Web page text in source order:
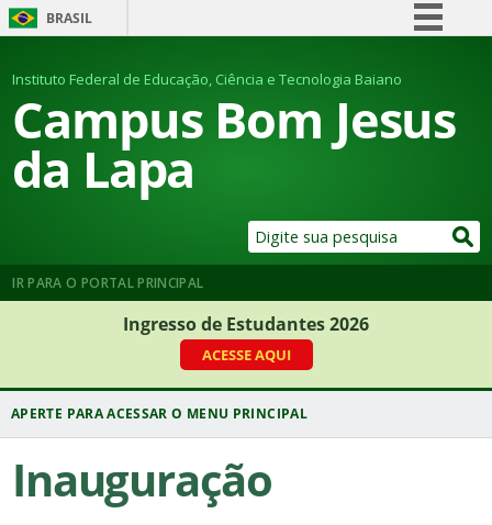
BRASIL
Comunica BR
Participe
Instituto Federal de Educação, Ciência e Tecnologia Baiano
Campus Bom Jesus
da Lapa
IR PARA O PORTAL PRINCIPAL
Ingresso de Estudantes 2026
ACESSE AQUI
Inauguração